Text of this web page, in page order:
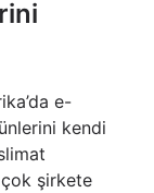
e-
kendi
şirkete